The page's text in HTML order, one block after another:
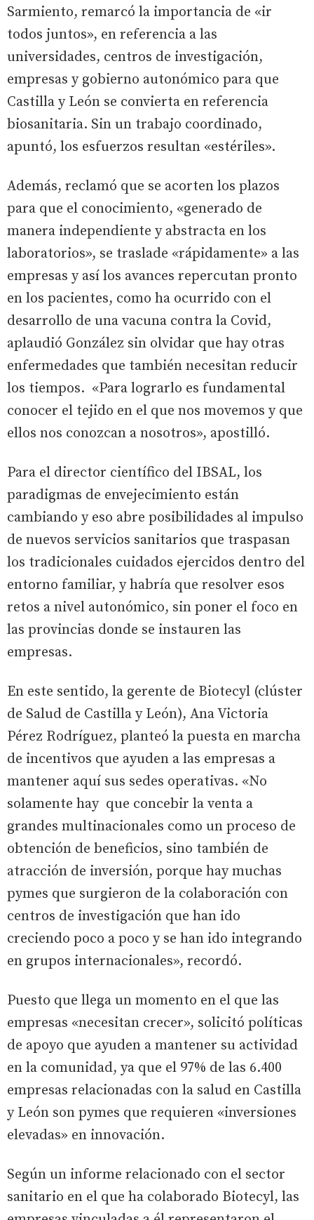
Sarmiento, remarcó la importancia de «ir
todos juntos», en referencia a las
universidades, centros de investigación,
empresas y gobierno autonómico para que
Castilla y León se convierta en referencia
biosanitaria. Sin un trabajo coordinado,
apuntó, los esfuerzos resultan «estériles».
Además, reclamó que se acorten los plazos
para que el conocimiento, «generado de
manera independiente y abstracta en los
laboratorios», se traslade «rápidamente» a las
empresas y así los avances repercutan pronto
en los pacientes, como ha ocurrido con el
desarrollo de una vacuna contra la Covid,
aplaudió González sin olvidar que hay otras
enfermedades que también necesitan reducir
los tiempos. «Para lograrlo es fundamental
conocer el tejido en el que nos movemos y que
ellos nos conozcan a nosotros», apostilló.
Para el director científico del IBSAL, los
paradigmas de envejecimiento están
cambiando y eso abre posibilidades al impulso
de nuevos servicios sanitarios que traspasan
los tradicionales cuidados ejercidos dentro del
entorno familiar, y habría que resolver esos
retos a nivel autonómico, sin poner el foco en
las provincias donde se instauren las
empresas.
En este sentido, la gerente de Biotecyl (clúster
de Salud de Castilla y León), Ana Victoria
Pérez Rodríguez, planteó la puesta en marcha
de incentivos que ayuden a las empresas a
mantener aquí sus sedes operativas. «No
solamente hay que concebir la venta a
grandes multinacionales como un proceso de
obtención de beneficios, sino también de
atracción de inversión, porque hay muchas
pymes que surgieron de la colaboración con
centros de investigación que han ido
creciendo poco a poco y se han ido integrando
en grupos internacionales», recordó.
Puesto que llega un momento en el que las
empresas «necesitan crecer», solicitó políticas
de apoyo que ayuden a mantener su actividad
en la comunidad, ya que el 97% de las 6.400
empresas relacionadas con la salud en Castilla
y León son pymes que requieren «inversiones
elevadas» en innovación.
Según un informe relacionado con el sector
sanitario en el que ha colaborado Biotecyl, las